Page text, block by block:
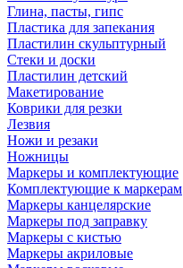
Глина, пасты, гипс
Пластика для запекания
Пластилин скульптурный
Стеки и доски
Пластилин детский
Макетирование
Коврики для резки
Лезвия
Ножи и резаки
Ножницы
Маркеры и комплектующие
Комплектующие к маркерам
Маркеры канцелярские
Маркеры под заправку
Маркеры с кистью
Маркеры акриловые